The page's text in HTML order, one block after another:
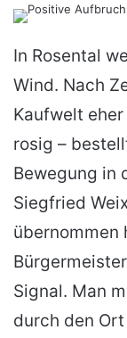
In Rosental
Wind. Nach
Kaufwelt
rosig –
Bewegung in
Siegfried
übernommen
Signal. Man
durch den